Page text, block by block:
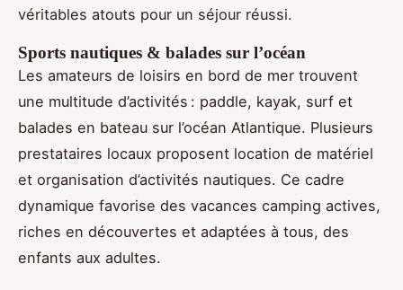
véritables atouts pour un séjour réussi.
Sports nautiques & balades sur l’océan
Les amateurs de loisirs en bord de mer trouvent
une multitude d’activités : paddle, kayak, surf et
balades en bateau sur l’océan Atlantique. Plusieurs
prestataires locaux proposent location de matériel
et organisation d’activités nautiques. Ce cadre
dynamique favorise des vacances camping actives,
riches en découvertes et adaptées à tous, des
enfants aux adultes.